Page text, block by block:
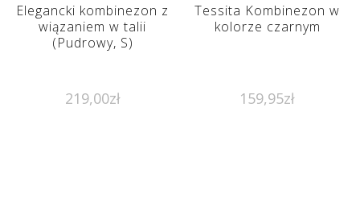
Elegancki kombinezon z
wiązaniem w talii
(Pudrowy, S)
219,00zł
Tessita Kombinezon w
kolorze czarnym
159,95zł